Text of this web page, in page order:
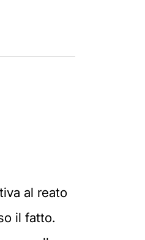
al reato
il fatto.